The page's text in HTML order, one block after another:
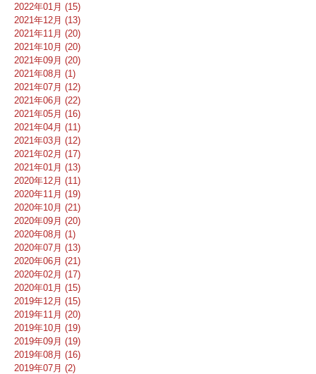
2022年01月 (15)
2021年12月 (13)
2021年11月 (20)
2021年10月 (20)
2021年09月 (20)
2021年08月 (1)
2021年07月 (12)
2021年06月 (22)
2021年05月 (16)
2021年04月 (11)
2021年03月 (12)
2021年02月 (17)
2021年01月 (13)
2020年12月 (11)
2020年11月 (19)
2020年10月 (21)
2020年09月 (20)
2020年08月 (1)
2020年07月 (13)
2020年06月 (21)
2020年02月 (17)
2020年01月 (15)
2019年12月 (15)
2019年11月 (20)
2019年10月 (19)
2019年09月 (19)
2019年08月 (16)
2019年07月 (2)